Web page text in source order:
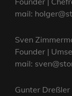
mail:
Sven
Founder |
mail:
Gunter Dreßler